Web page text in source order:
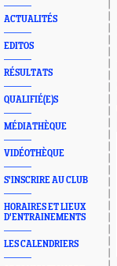
ACTUALITÉS
EDITOS
RÉSULTATS
QUALIFIÉ(E)S
MÉDIATHÈQUE
VIDÉOTHÈQUE
S'INSCRIRE AU CLUB
HORAIRES ET LIEUX
D'ENTRAINEMENTS
LES CALENDRIERS